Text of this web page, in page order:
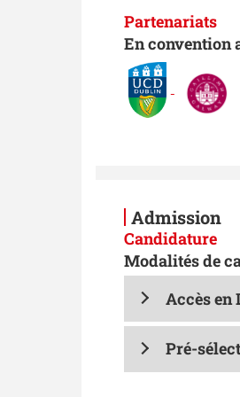
Partenariats
En convention
Admission
Candidature
Modalités de
Accès en
Pré-